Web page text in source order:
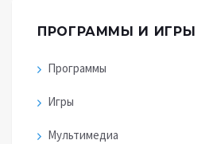
ПРОГРАММЫ И ИГРЫ
Программы
Игры
Мультимедиа